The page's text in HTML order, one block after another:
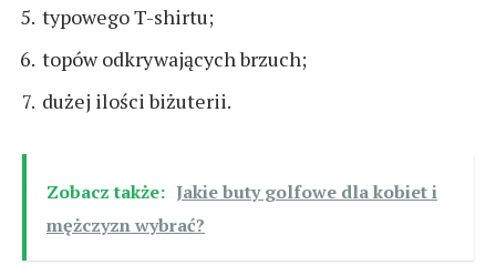
typowego T-shirtu;
topów odkrywających brzuch;
dużej ilości biżuterii.
Zobacz także: Jakie buty golfowe dla kobiet i
mężczyzn wybrać?